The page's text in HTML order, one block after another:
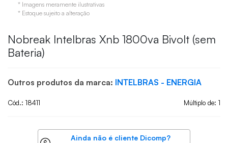
* Imagens meramente ilustrativas
* Estoque sujeito a alteração
Nobreak Intelbras Xnb 1800va Bivolt (sem
Bateria)
Outros produtos da marca: INTELBRAS - ENERGIA
Cód.: 18411 Múltiplo de: 1
Ainda não é cliente Dicomp?